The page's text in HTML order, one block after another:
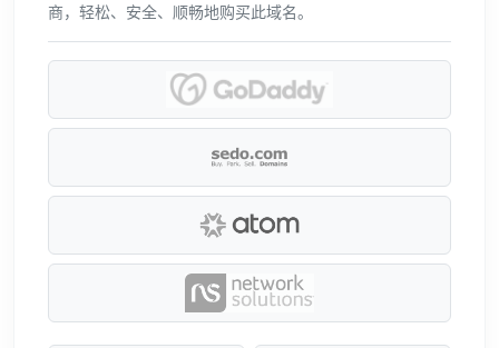
商，轻松、安全、顺畅地购买此域名。